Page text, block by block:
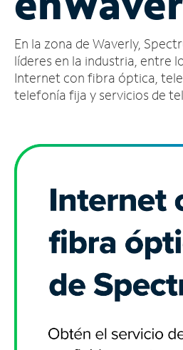
cuenta
Encuentra
una
tienda
En la zona de Waverly,
líderes en la industria, entre
Internet con fibra óptica,
telefonía fija y servicios de